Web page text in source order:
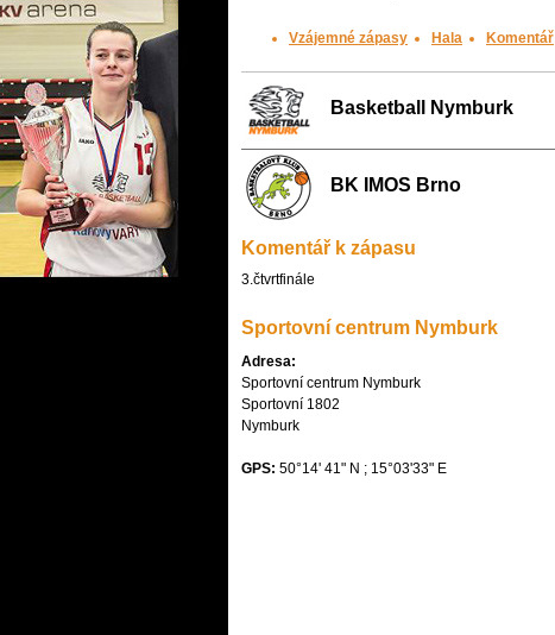
Vzájemné zápasy Hala Komentář
Basketball Nymburk
BK IMOS Brno
Komentář k zápasu
3.čtvrtfinále
Sportovní centrum Nymburk
Adresa:
Sportovní centrum Nymburk
Sportovní 1802
Nymburk
GPS: 50°14' 41" N ; 15°03'33" E